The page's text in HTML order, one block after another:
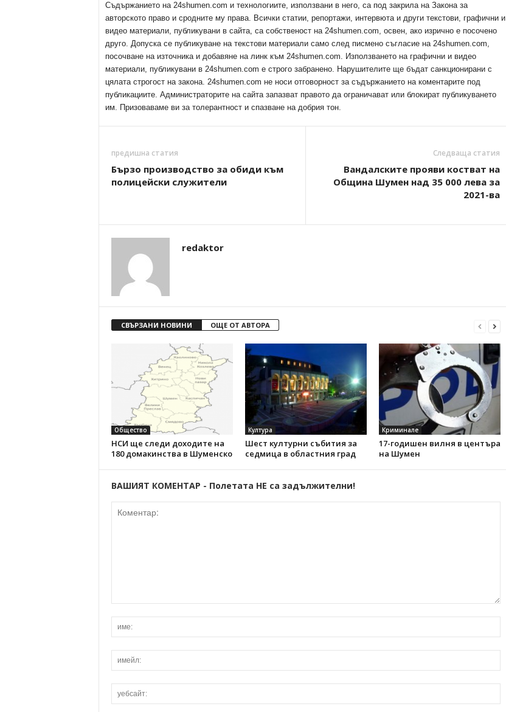
Съдържанието на 24shumen.com и технологиите, използвани в него, са под закрила на Закона за
авторското право и сродните му права. Всички статии, репортажи, интервюта и други текстови, графични и
видео материали, публикувани в сайта, са собственост на 24shumen.com, освен, ако изрично е посочено
друго. Допуска се публикуване на текстови материали само след писмено съгласие на 24shumen.com,
посочване на източника и добавяне на линк към 24shumen.com. Използването на графични и видео
материали, публикувани в 24shumen.com е строго забранено. Нарушителите ще бъдат санкционирани с
цялата строгост на закона. 24shumen.com не носи отговорност за съдържанието на коментарите под
публикациите. Администраторите на сайта запазват правото да ограничават или блокират публикуването
им. Призоваваме ви за толерантност и спазване на добрия тон.
предишна статия
Бързо производство за обиди към
полицейски служители
Следваща статия
Вандалските прояви костват на
Община Шумен над 35 000 лева за
2021-ва
redaktor
СВЪРЗАНИ НОВИНИ ОЩЕ ОТ АВТОРА
Общество
НСИ ще следи доходите на
180 домакинства в Шуменско
Култура
Шест културни събития за
седмица в областния град
Криминале
17-годишен вилня в центъра
на Шумен
ВАШИЯТ КОМЕНТАР - Полетата НЕ са задължителни!